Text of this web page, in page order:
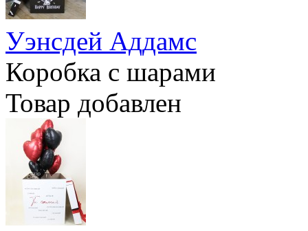
Уэнсдей Аддамс
Коробка с шарами
Товар добавлен